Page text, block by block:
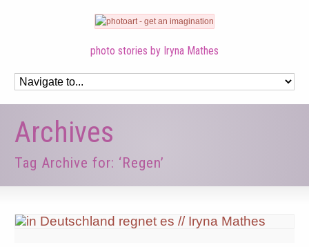
photo stories by Iryna Mathes
Archives
Tag Archive for: ‘Regen’